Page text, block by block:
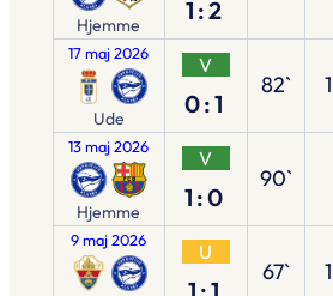
Hjemme 1:2
17 maj 2026
Ude
V
0:1
82` 1
13 maj 2026
Hjemme
V
1:0
90`
9 maj 2026 U
67` 1